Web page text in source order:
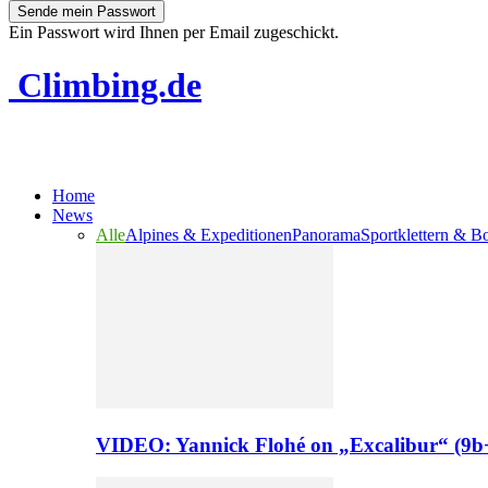
Ein Passwort wird Ihnen per Email zugeschickt.
Climbing.de
Home
News
AlleAlpines & ExpeditionenPanoramaSportklettern &
VIDEO: Yannick Flohé on „Excalibur“